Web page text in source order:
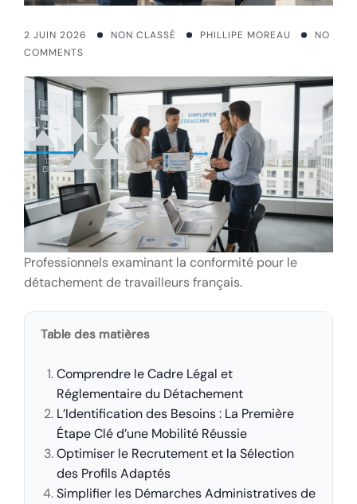
2 JUIN 2026 NON CLASSÉ PHILLIPE MOREAU
NO
COMMENTS
Professionnels examinant la conformité pour le
détachement de travailleurs français.
Table des matières
Comprendre le Cadre Légal et
Réglementaire du Détachement
L’Identification des Besoins : La Première
Étape Clé d’une Mobilité Réussie
Optimiser le Recrutement et la Sélection
des Profils Adaptés
Simplifier les Démarches Administratives de